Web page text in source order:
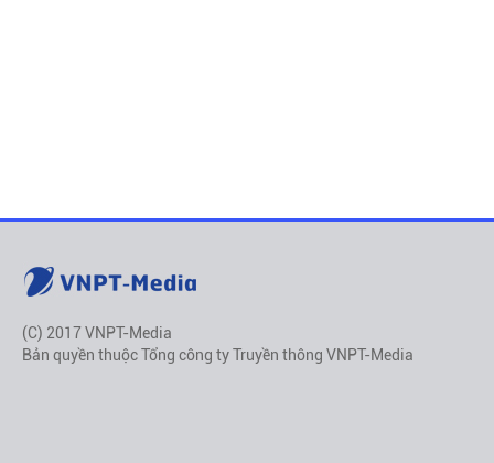
(C) 2017 VNPT-Media
Bản quyền thuộc Tổng công ty Truyền thông VNPT-Media